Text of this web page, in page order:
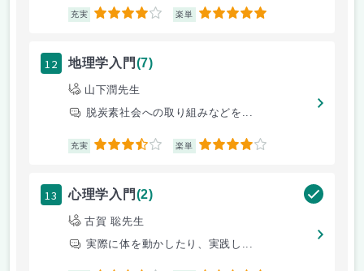
充実 4 楽単 5
12 地理学入門(7)
山下潤先生
脱炭素社会への取り組みなどを...
充実 3.5 楽単 4
13 心理学入門(2)
古賀 聡先生
実際に体を動かしたり、実践し...